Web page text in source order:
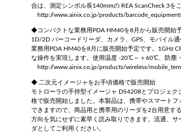
合は、測定シンボル長140mmの REA ScanCheck 3を
http://www.ainix.co.jp/products/
◆コンパクトな業務用PDA HM40を8月から販売開始
1D/2D バーコードリーダ、カメラ、GPS、モバイル
業務用PDA HM40を8月に販売開始予定です。1GHz
な操作を実現します。使用温度 -20℃～＋60℃、防塵
http://www.ainix.co.jp/products/wireless/
◆ 二次元イメージャをお手頃価格で販売開始
モトローラの手持型イメージャ DS4208とプロジェ
格で販売開始しました。本製品は、携帯やスマートフ
できますので、商品用と携帯用のリーダを2台用意す
方向を気にせずに素早く読み取りできます。流通、
ダとしてご利用ください。